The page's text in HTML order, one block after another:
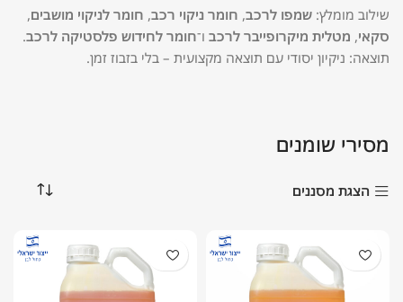
שילוב מומלץ: שמפו לרכב, חומר ניקוי רכב, חומר לניקוי מושבים,
סקאי, מטלית מיקרופייבר לרכב ו־חומר לחידוש פלסטיקה לרכב.
תוצאה: ניקיון יסודי עם תוצאה מקצועית – בלי בזבוז זמן.
מסירי שומנים
הצגת מסננים